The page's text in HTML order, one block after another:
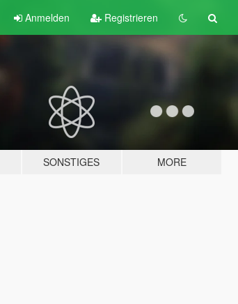
Anmelden Registrieren
SONSTIGES MORE